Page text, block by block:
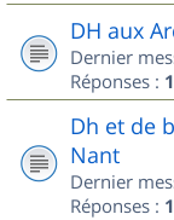
DH aux
Dernier
Réponses : 1
Dh et de
Nant
Dernier
Réponses : 1